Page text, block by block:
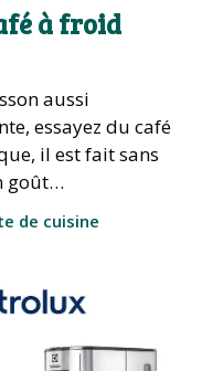
à froid
aussi
essayez du café
il est fait sans
goût…
de cuisine